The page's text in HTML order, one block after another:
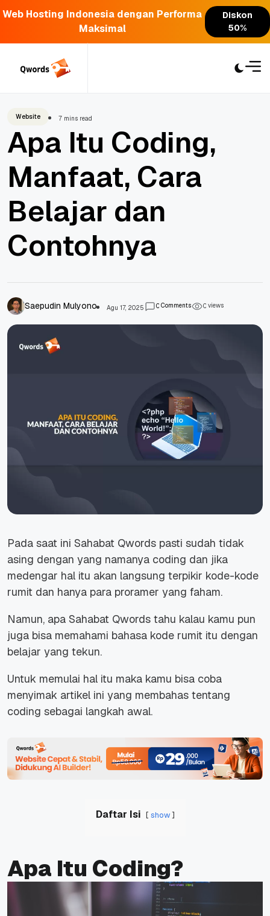
Web Hosting Indonesia dengan Performa
Maksimal
Diskon
50%
Website 7 mins read
Apa Itu Coding,
Manfaat, Cara
Belajar dan
Contohnya
Saepudin Mulyono Agu 17, 2025 0Comments 0views
Pada saat ini Sahabat Qwords pasti sudah tidak
asing dengan yang namanya coding dan jika
medengar hal itu akan langsung terpikir kode-kode
rumit dan hanya para proramer yang faham.
Namun, apa Sahabat Qwords tahu kalau kamu pun
juga bisa memahami bahasa kode rumit itu dengan
belajar yang tekun.
Untuk memulai hal itu maka kamu bisa coba
menyimak artikel ini yang membahas tentang
coding sebagai langkah awal.
Daftar Isi show
Apa Itu Coding?